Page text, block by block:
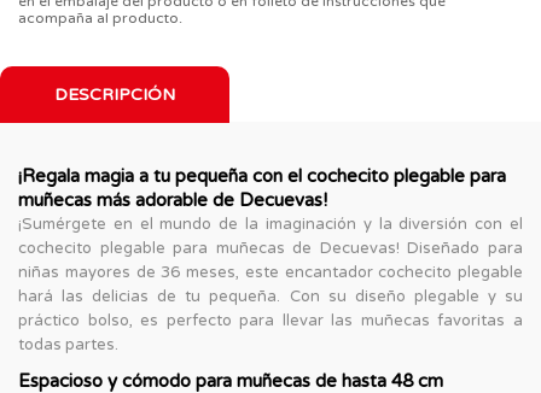
acompaña al producto.
DESCRIPCIÓN
¡Regala magia a tu pequeña con el cochecito plegable para
muñecas más adorable de Decuevas!
¡Sumérgete en el mundo de la imaginación y la diversión con el
cochecito plegable para muñecas de Decuevas! Diseñado para
niñas mayores de 36 meses, este encantador cochecito plegable
hará las delicias de tu pequeña. Con su diseño plegable y su
práctico bolso, es perfecto para llevar las muñecas favoritas a
todas partes.
Espacioso y cómodo para muñecas de hasta 48 cm